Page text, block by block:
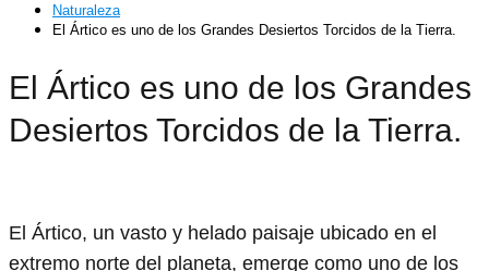
Naturaleza
El Ártico es uno de los Grandes Desiertos Torcidos de la Tierra.
El Ártico es uno de los Grandes
Desiertos Torcidos de la Tierra.
El Ártico, un vasto y helado paisaje ubicado en el
extremo norte del planeta, emerge como uno de los